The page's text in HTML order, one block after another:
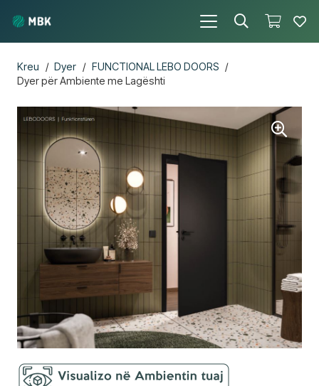
Kreu / Dyer / FUNCTIONAL LEBO DOORS /
Dyer për Ambiente me Lagështi